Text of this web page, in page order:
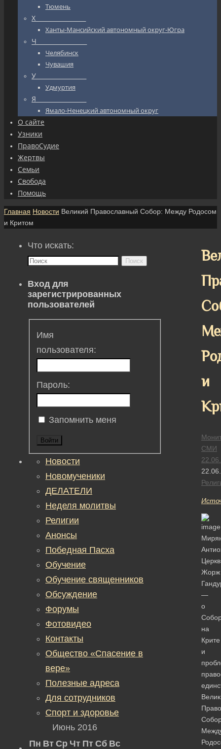
Тюмень
Х_________________
Ханты-Мансийский автономный округ-Югра
Ч_________________
Челябинск
Чувашия
У_________________
Удмуртия
Я_________________
Ямало-Ненецкий автономный округ
О сайте
Узники
ПравоСудие
Жертвы
Семьи
Свобода
Помощь
Главная Новости Великий Православный Собор: Между Родосом
и Критом
и
СМИ
Жорж
—
о
на
Крите
и
Что искать:
Поиск
Вход для
зарегистрированных
пользователей
Имя
пользователя:
Пароль:
Запомнить меня
Войти
Новости
Новомученики
ДЕЛАТЕЛИ
Неделя молитвы
Религии
Анонсы
Победная Пасха
Обучение
Обучение священников
Обсуждение
Форумы
Фотовидео
Контакты
Общество «Спасение в
вере»
Полезные адреса
Для сотрудников
Спорт и здоровье
Июнь 2016
Пн Вт Ср Чт Пт Сб Вс